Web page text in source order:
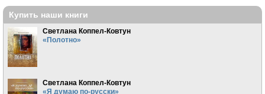
Купить наши книги
Светлана Коппел-Ковтун
«Полотно»
Светлана Коппел-Ковтун
«Я думаю по-русски»